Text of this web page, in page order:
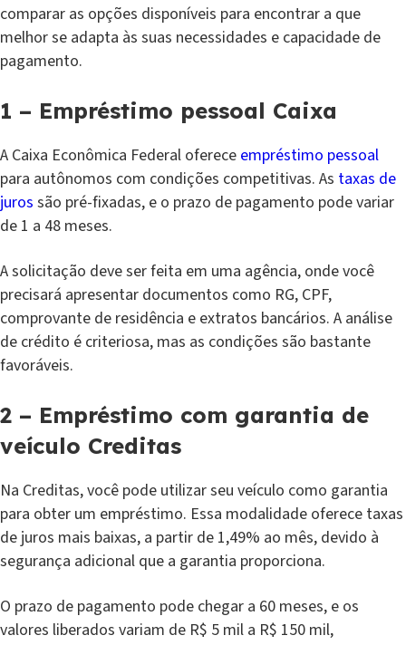
comparar as opções disponíveis para encontrar a que
melhor se adapta às suas necessidades e capacidade de
pagamento.
1 – Empréstimo pessoal Caixa
A Caixa Econômica Federal oferece empréstimo pessoal
para autônomos com condições competitivas. As taxas de
juros são pré-fixadas, e o prazo de pagamento pode variar
de 1 a 48 meses.
A solicitação deve ser feita em uma agência, onde você
precisará apresentar documentos como RG, CPF,
comprovante de residência e extratos bancários. A análise
de crédito é criteriosa, mas as condições são bastante
favoráveis.
2 – Empréstimo com garantia de
veículo Creditas
Na Creditas, você pode utilizar seu veículo como garantia
para obter um empréstimo. Essa modalidade oferece taxas
de juros mais baixas, a partir de 1,49% ao mês, devido à
segurança adicional que a garantia proporciona.
O prazo de pagamento pode chegar a 60 meses, e os
valores liberados variam de R$ 5 mil a R$ 150 mil,